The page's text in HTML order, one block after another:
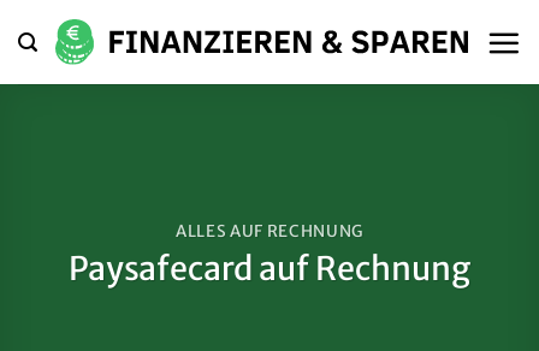
Inhalt
springen
ALLES AUF RECHNUNG
Paysafecard auf Rechnung